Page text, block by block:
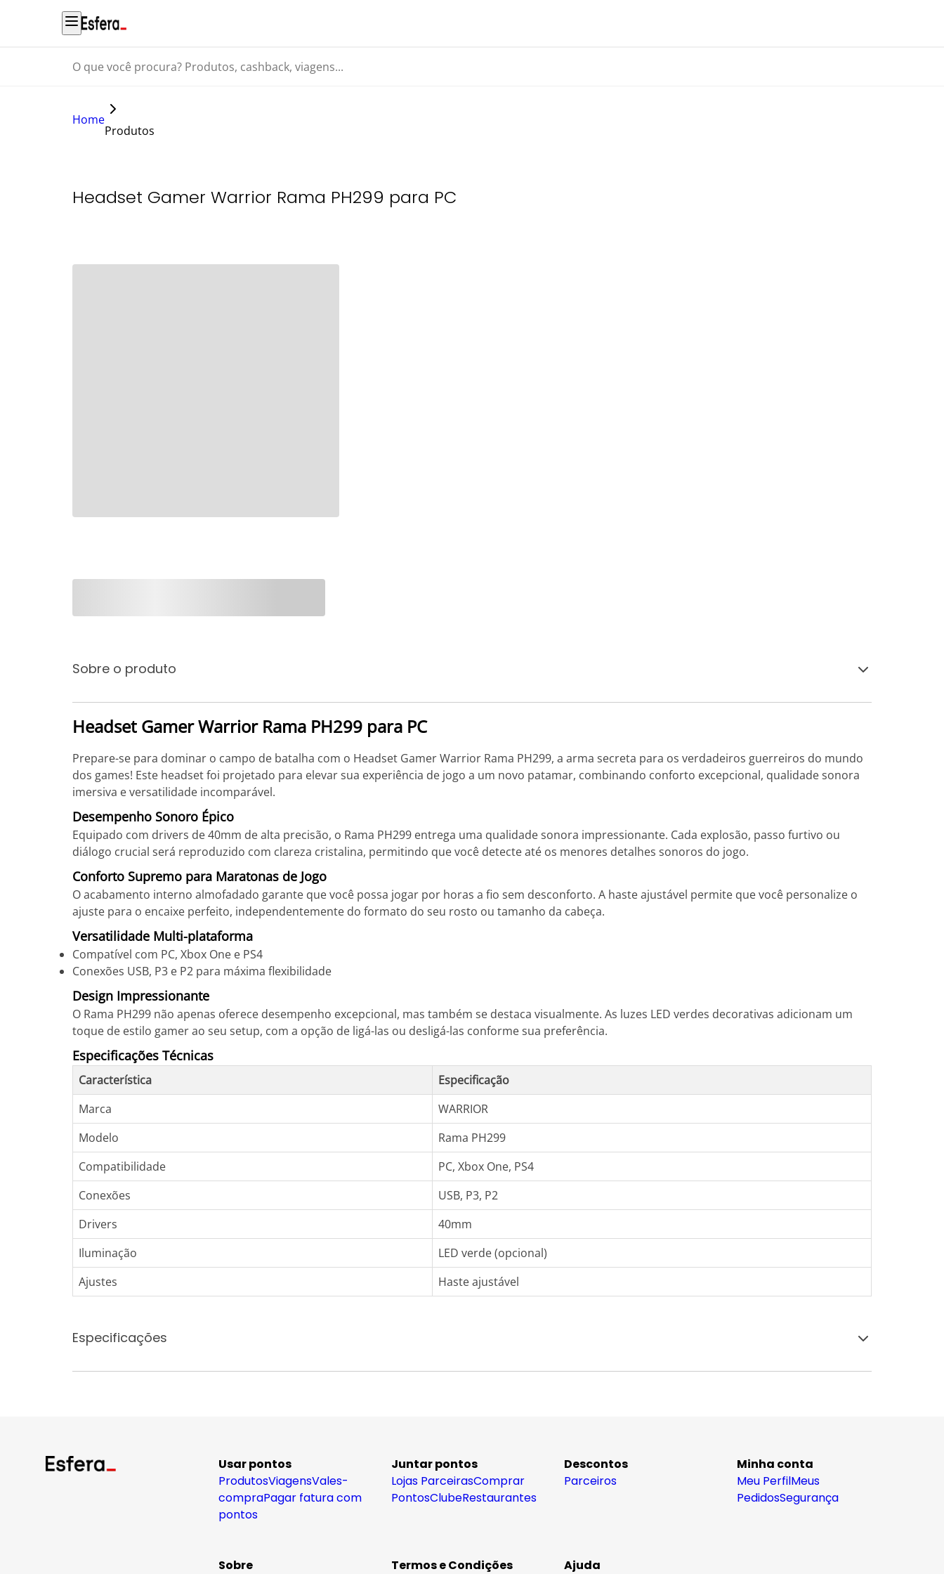
O que você procura? Produtos, cashback, viagens...
Home
Produtos
Headset Gamer Warrior Rama PH299 para PC
Sobre o produto
Headset Gamer Warrior Rama PH299 para PC
Prepare-se para dominar o campo de batalha com o Headset Gamer Warrior Rama PH299, a arma secreta para os verdadeiros guerreiros do mundo
dos games! Este headset foi projetado para elevar sua experiência de jogo a um novo patamar, combinando conforto excepcional, qualidade sonora
imersiva e versatilidade incomparável.
Desempenho Sonoro Épico
Equipado com drivers de 40mm de alta precisão, o Rama PH299 entrega uma qualidade sonora impressionante. Cada explosão, passo furtivo ou
diálogo crucial será reproduzido com clareza cristalina, permitindo que você detecte até os menores detalhes sonoros do jogo.
Conforto Supremo para Maratonas de Jogo
O acabamento interno almofadado garante que você possa jogar por horas a fio sem desconforto. A haste ajustável permite que você personalize o
ajuste para o encaixe perfeito, independentemente do formato do seu rosto ou tamanho da cabeça.
Versatilidade Multi-plataforma
Compatível com PC, Xbox One e PS4
Conexões USB, P3 e P2 para máxima flexibilidade
Design Impressionante
O Rama PH299 não apenas oferece desempenho excepcional, mas também se destaca visualmente. As luzes LED verdes decorativas adicionam um
toque de estilo gamer ao seu setup, com a opção de ligá-las ou desligá-las conforme sua preferência.
Especificações Técnicas
Característica
Especificação
Marca
WARRIOR
Modelo
Rama PH299
Compatibilidade
PC, Xbox One, PS4
Conexões
USB, P3, P2
Drivers
40mm
Iluminação
LED verde (opcional)
Ajustes
Haste ajustável
Especificações
Usar pontos
ProdutosViagensVales-
compraPagar fatura com
pontos
Juntar pontos
Lojas ParceirasComprar
PontosClubeRestaurantes
Descontos
Parceiros
Minha conta
Meu PerfilMeus
PedidosSegurança
Sobre Termos e Condições Ajuda